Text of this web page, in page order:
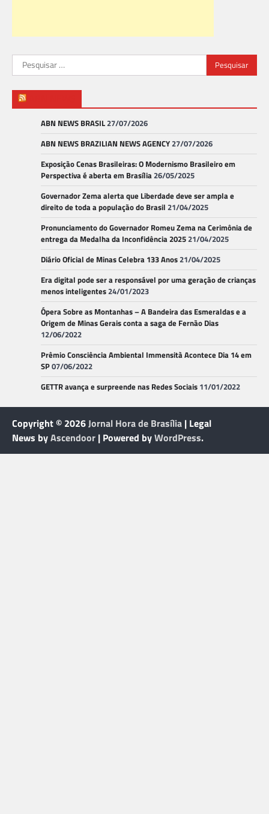
Pesquisar
por:
ABN NEWS BRASIL27/07/2026
ABN NEWS BRAZILIAN NEWS AGENCY27/07/2026
Exposição Cenas Brasileiras: O Modernismo Brasileiro em
Perspectiva é aberta em Brasília26/05/2025
Governador Zema alerta que Liberdade deve ser ampla e
direito de toda a população do Brasil 21/04/2025
Pronunciamento do Governador Romeu Zema na Cerimônia de
entrega da Medalha da Inconfidência 202521/04/2025
Diário Oficial de Minas Celebra 133 Anos21/04/2025
Era digital pode ser a responsável por uma geração de crianças
menos inteligentes24/01/2023
Ópera Sobre as Montanhas – A Bandeira das Esmeraldas e a
Origem de Minas Gerais conta a saga de Fernão Dias
12/06/2022
Prêmio Consciência Ambiental Immensità Acontece Dia 14 em
SP07/06/2022
GETTR avança e surpreende nas Redes Sociais 11/01/2022
Copyright © 2026Jornal Hora de Brasília | Legal
News byAscendoor | Powered byWordPress.